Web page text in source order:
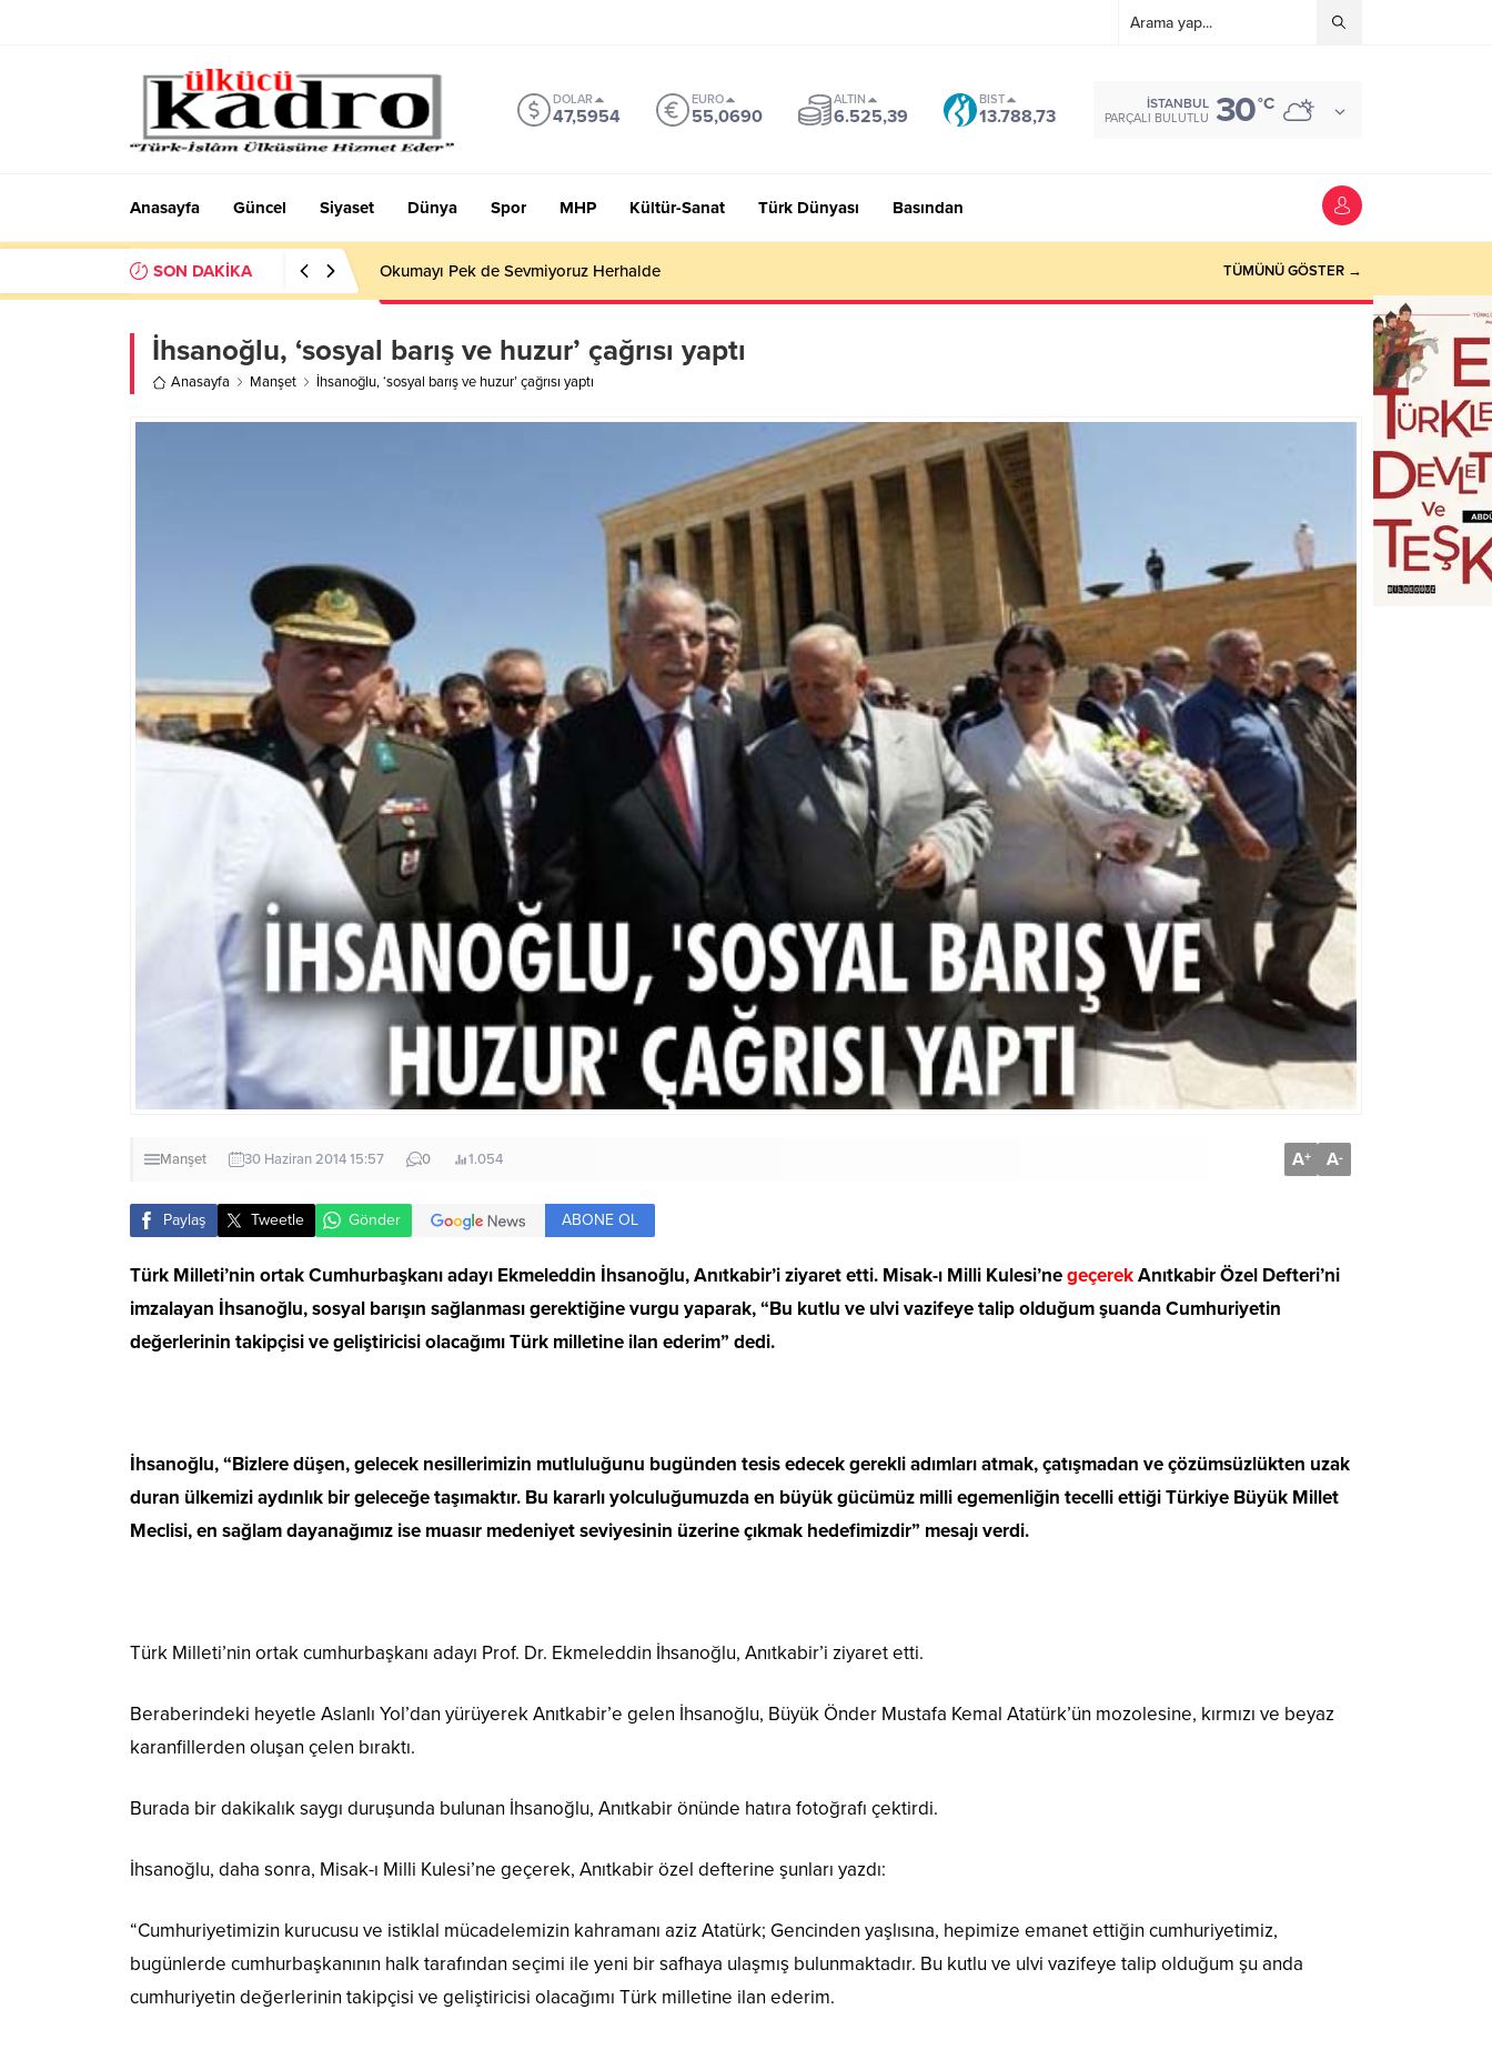
DOLAR
47,5954
EURO
55,0690
ALTIN
6.525,39
BIST
13.788,73
İSTANBUL
PARÇALI BULUTLU 30°C
Anasayfa Güncel Siyaset Dünya Spor MHP Kültür-Sanat Türk Dünyası Basından
SON DAKİKA Okumayı Pek de Sevmiyoruz Herhalde TÜMÜNÜ GÖSTER →
İhsanoğlu, ‘sosyal barış ve huzur’ çağrısı yaptı
Anasayfa Manşet İhsanoğlu, ‘sosyal barış ve huzur’ çağrısı yaptı
Manşet 30 Haziran 2014 15:57 0 1.054 A+ A-
Paylaş Tweetle Gönder ABONE OL
Türk Milleti’nin ortak Cumhurbaşkanı adayı Ekmeleddin İhsanoğlu, Anıtkabir’i ziyaret etti. Misak-ı Milli Kulesi’negeçerekAnıtkabir Özel Defteri’ni
imzalayan İhsanoğlu, sosyal barışın sağlanması gerektiğine vurgu yaparak, “Bu kutlu ve ulvi vazifeye talip olduğum şuanda Cumhuriyetin
değerlerinin takipçisi ve geliştiricisi olacağımı Türk milletine ilan ederim” dedi.
İhsanoğlu, “Bizlere düşen, gelecek nesillerimizin mutluluğunu bugünden tesis edecek gerekli adımları atmak, çatışmadan ve çözümsüzlükten uzak
duran ülkemizi aydınlık bir geleceğe taşımaktır. Bu kararlı yolculuğumuzda en büyük gücümüz milli egemenliğin tecelli ettiği Türkiye Büyük Millet
Meclisi, en sağlam dayanağımız ise muasır medeniyet seviyesinin üzerine çıkmak hedefimizdir” mesajı verdi.
Türk Milleti’nin ortak cumhurbaşkanı adayı Prof. Dr. Ekmeleddin İhsanoğlu, Anıtkabir’i ziyaret etti.
Beraberindeki heyetle Aslanlı Yol’dan yürüyerek Anıtkabir’e gelen İhsanoğlu, Büyük Önder Mustafa Kemal Atatürk’ün mozolesine, kırmızı ve beyaz
karanfillerden oluşan çelen bıraktı.
Burada bir dakikalık saygı duruşunda bulunan İhsanoğlu, Anıtkabir önünde hatıra fotoğrafı çektirdi.
İhsanoğlu, daha sonra, Misak-ı Milli Kulesi’ne geçerek, Anıtkabir özel defterine şunları yazdı:
“Cumhuriyetimizin kurucusu ve istiklal mücadelemizin kahramanı aziz Atatürk; Gencinden yaşlısına, hepimize emanet ettiğin cumhuriyetimiz,
bugünlerde cumhurbaşkanının halk tarafından seçimi ile yeni bir safhaya ulaşmış bulunmaktadır. Bu kutlu ve ulvi vazifeye talip olduğum şu anda
cumhuriyetin değerlerinin takipçisi ve geliştiricisi olacağımı Türk milletine ilan ederim.